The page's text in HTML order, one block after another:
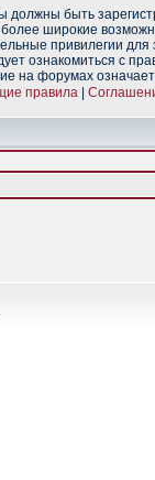
быть
широкие
привилегии
ознакомиться с
на форумах
правила